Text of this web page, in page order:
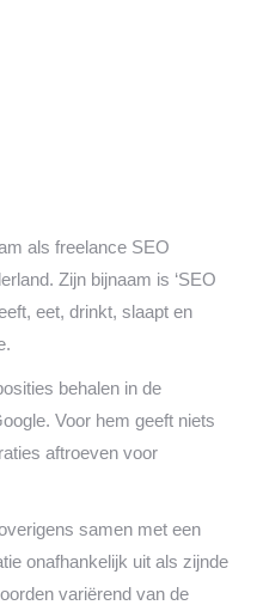
als freelance SEO
Zijn bijnaam is ‘SEO
eet, drinkt, slaapt en
behalen in de
Voor hem geeft niets
aftroeven voor
samen met een
onafhankelijk uit als zijnde
variërend van de